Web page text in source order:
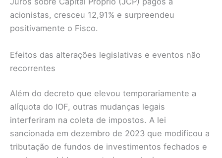
acionistas, cresceu 12,91% e surpreendeu
positivamente o Fisco.
Efeitos das alterações legislativas e eventos não
recorrentes
Além do decreto que elevou temporariamente a
alíquota do IOF, outras mudanças legais
interferiram na coleta de impostos. A lei
sancionada em dezembro de 2023 que modificou a
tributação de fundos de investimentos fechados e